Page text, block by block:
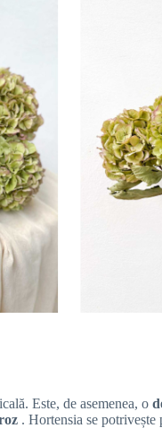
Este, de asemenea, o
. Hortensia se potrivește